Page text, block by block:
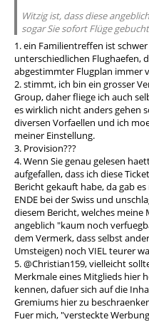
Witzig ist, dass diese
sogar Sie sofort Flüge
1. ein Familientreffen ist
unterschiedlichen Flughaefen,
abgestimmter Flugplan immer
2. stimmt, ich bin ein grosser
Group, daher fliege ich auch
es wirklich nicht anders gehen
diversen Vorfaellen und ich
meiner Einstellung.
3. Provision???
4. Wenn Sie genau gelesen
aufgefallen, dass ich diese
Bericht gekauft habe, da gab
ENDE bei der Swiss und
diesem Bericht, welches
angeblich "kaum noch
dem Vermerk, dass selbst
Umsteigen) noch VIEL teurer
5. @Christian159, vielleicht
Merkmale eines Mitglieds hier
kennen, dafuer sich auf die
Gremiums hier zu
Fuer mich, "versteckte